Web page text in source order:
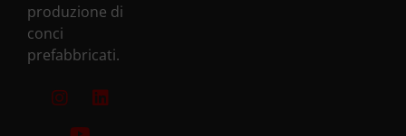
produzione di
conci
prefabbricati.